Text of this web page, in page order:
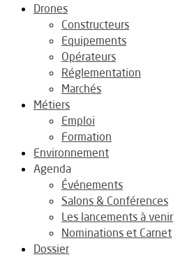
Drones
Constructeurs
Equipements
Opérateurs
Réglementation
Marchés
Métiers
Emploi
Formation
Environnement
Agenda
Événements
Salons & Conférences
Les lancements à venir
Nominations et Carnet
Dossier